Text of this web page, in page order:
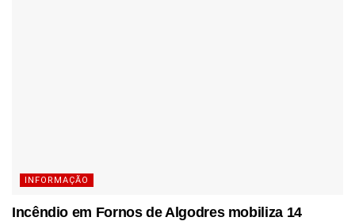
INFORMAÇÃO
Incêndio em Fornos de Algodres mobiliza 14